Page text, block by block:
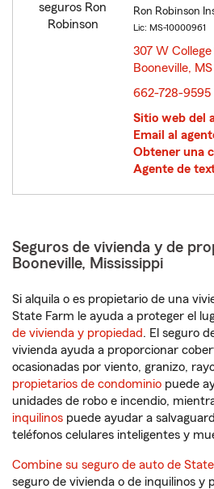
Ron Robinson
Lic: MS-10000961
307 W
Booneville,
662-728-9595
Sitio web del
Email al
Obtener una
Agente de
Seguros de vivienda y de
Booneville, Mississippi
Si alquila o es propietario de una
State Farm le ayuda a proteger el
de vivienda y propiedad. El seguro
vivienda ayuda a proporcionar
ocasionadas por viento, granizo,
propietarios de condominio puede
unidades de robo e incendio,
inquilinos puede ayudar a
teléfonos celulares inteligentes y
Combine su seguro de auto de
seguro de vivienda o de inquilinos y